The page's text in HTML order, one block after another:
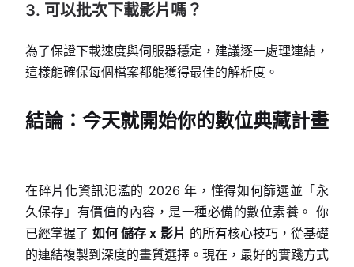
3. 可以批次下載影片嗎？
為了保證下載速度與伺服器穩定，建議逐一處理連結，
這樣能確保每個檔案都能獲得最佳的解析度。
結論：今天就開始你的數位典藏計畫
在碎片化資訊氾濫的 2026 年，懂得如何篩選並「永
久保存」有價值的內容，是一種必備的數位素養。 你
已經掌握了如何 儲存 x 影片 的所有核心技巧，從基礎
的連結複製到深度的畫質選擇。現在，最好的實踐方式